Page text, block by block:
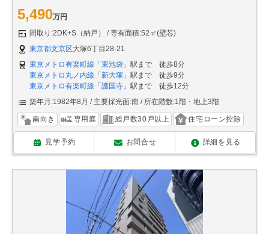
5,490万円
間取り:2DK+S（納戸）
専有面積:52㎡(壁芯)
東京都文京区大塚6丁目28-21
東京メトロ有楽町線 「 東池袋 」駅まで 徒歩8分
東京メトロ丸ノ内線 「 新大塚 」駅まで 徒歩9分
東京メトロ有楽町線 「 護国寺 」駅まで 徒歩12分
築年月:1982年8月
主要採光面:南 所在階数:1階・地上3階
南向き 専用庭 総戸数30戸以上 住宅ローン控除
見学予約 お問合せ 詳細を見る